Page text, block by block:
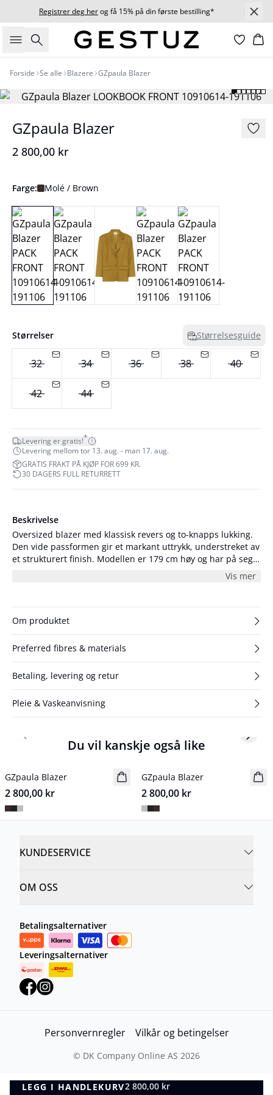
Registrer deg herog få 15% på din første bestilling*
Søk
Forside Se alle Blazere GZpaula Blazer
GZpaula Blazer
2 800,00 kr
Farge: Molé / Brown
Størrelser Størrelsesguide
32 34 36 38 40
42 44
Levering er gratis!*
Levering mellom tor 13. aug. - man 17. aug.
GRATIS FRAKT PÅ KJØP FOR 699 KR.
30 DAGERS FULL RETURRETT
LEGG I HANDLEKURV2 800,00 kr
Beskrivelse
Oversized blazer med klassisk revers og to-knapps lukking.
Den vide passformen gir et markant uttrykk, understreket av
et strukturert finish. Modellen er 179 cm høy og har på seg
Vis mer
Om produktet
Preferred fibres & materials
Betaling, levering og retur
Pleie & Vaskeanvisning
Du vil kanskje også like
NYHET
GZpaula Blazer
2 800,00 kr
NYHET
GZpaula Blazer
2 800,00 kr
Previous slide Next
KUNDESERVICE
OM OSS
Betalingsalternativer
Leveringsalternativer
Personvernregler Vilkår og betingelser
© DK Company Online AS 2026